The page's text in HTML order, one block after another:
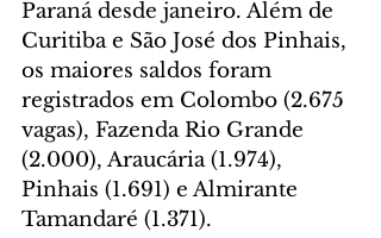
Paraná desde janeiro. Além de
Curitiba e São José dos Pinhais,
os maiores saldos foram
registrados em Colombo (2.675
vagas), Fazenda Rio Grande
(2.000), Araucária (1.974),
Pinhais (1.691) e Almirante
Tamandaré (1.371).